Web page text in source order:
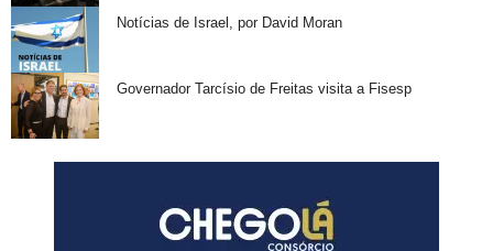
Notícias de Israel, por David Moran
Governador Tarcísio de Freitas visita a Fisesp